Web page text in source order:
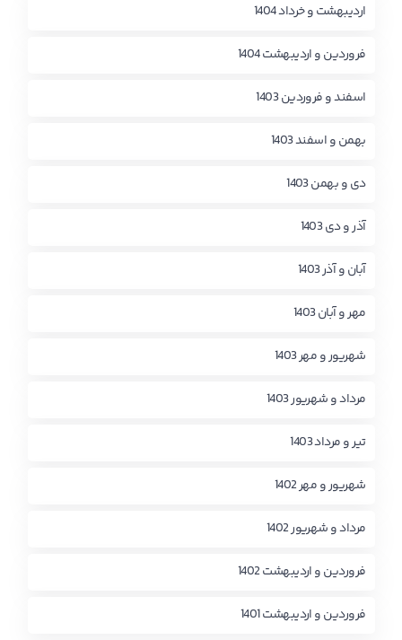
اردیبهشت و خرداد 1404
فروردین و اردیبهشت 1404
اسفند و فروردین 1403
بهمن و اسفند 1403
دی و بهمن 1403
آذر و دی 1403
آبان و آذر 1403
مهر و آبان 1403
شهریور و مهر 1403
مرداد و شهریور 1403
تیر و مرداد 1403
شهریور و مهر 1402
مرداد و شهریور 1402
فروردین و اردیبهشت 1402
فروردین و اردیبهشت 1401